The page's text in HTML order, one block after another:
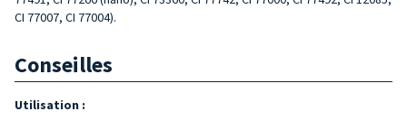
CI 77007, CI 77004).
Conseilles
Utilisation :